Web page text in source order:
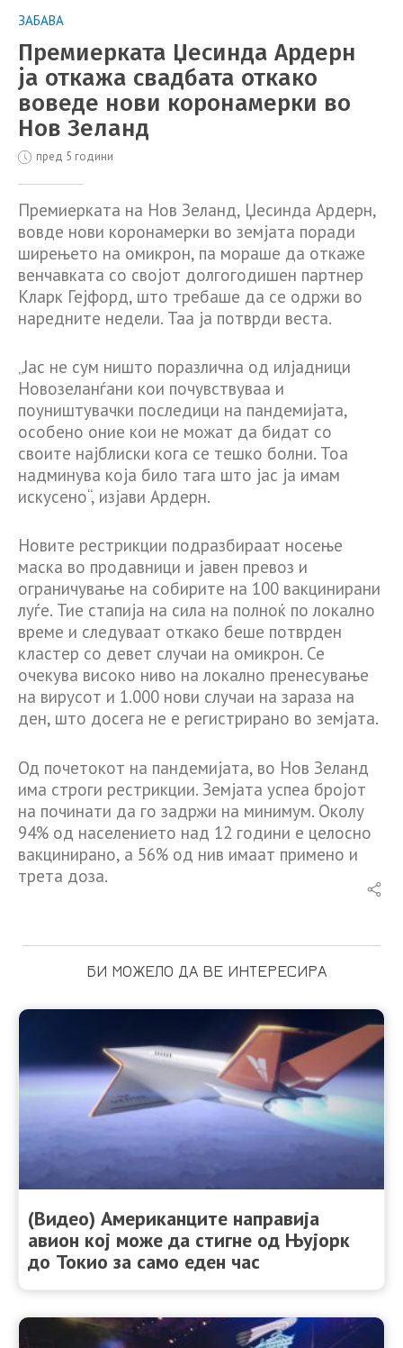
ЗАБАВА
Премиерката Џесинда Ардерн
ја откажа свадбата откако
воведе нови коронамерки во
Нов Зеланд
пред 5 години
Премиерката на Нов Зеланд, Џесинда Ардерн,
вовде нови коронамерки во земјата поради
ширењето на омикрон, па мораше да откаже
венчавката со својот долгогодишен партнер
Кларк Гејфорд, што требаше да се одржи во
наредните недели. Таа ја потврди веста.
„Јас не сум ништо поразлична од илјадници
Новозеланѓани кои почувствуваа и
поуништувачки последици на пандемијата,
особено оние кои не можат да бидат со
своите најблиски кога се тешко болни. Тоа
надминува која било тага што јас ја имам
искусено“, изјави Ардерн.
Новите рестрикции подразбираат носење
маска во продавници и јавен превоз и
ограничување на собирите на 100 вакцинирани
луѓе. Тие стапија на сила на полноќ по локално
време и следуваат откако беше потврден
кластер со девет случаи на омикрон. Се
очекува високо ниво на локално пренесување
на вирусот и 1.000 нови случаи на зараза на
ден, што досега не е регистрирано во земјата.
Од почетокот на пандемијата, во Нов Зеланд
има строги рестрикции. Земјата успеа бројот
на починати да го задржи на минимум. Околу
94% од населението над 12 години е целосно
вакцинирано, а 56% од нив имаат примено и
трета доза.
БИ МОЖЕЛО ДА ВЕ ИНТЕРЕСИРА
(Видео) Американците направија
авион кој може да стигне од Њујорк
до Токио за само еден час